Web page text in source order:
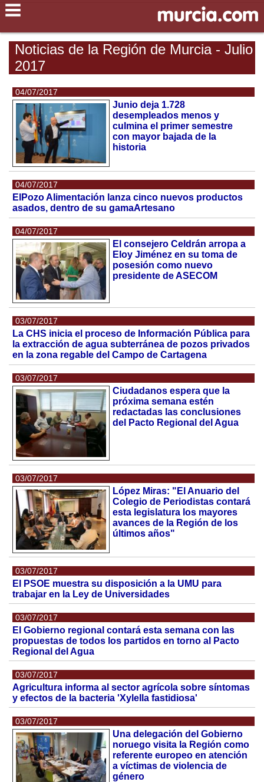
Noticias de la Región de Murcia - Julio
2017
04/07/2017
Junio deja 1.728
desempleados menos y
culmina el primer semestre
con mayor bajada de la
historia
04/07/2017
ElPozo Alimentación lanza cinco nuevos productos
asados, dentro de su gamaArtesano
04/07/2017
El consejero Celdrán arropa a
Eloy Jiménez en su toma de
posesión como nuevo
presidente de ASECOM
03/07/2017
La CHS inicia el proceso de Información Pública para
la extracción de agua subterránea de pozos privados
en la zona regable del Campo de Cartagena
03/07/2017
Ciudadanos espera que la
próxima semana estén
redactadas las conclusiones
del Pacto Regional del Agua
03/07/2017
López Miras: "El Anuario del
Colegio de Periodistas contará
esta legislatura los mayores
avances de la Región de los
últimos años"
03/07/2017
El PSOE muestra su disposición a la UMU para
trabajar en la Ley de Universidades
03/07/2017
El Gobierno regional contará esta semana con las
propuestas de todos los partidos en torno al Pacto
Regional del Agua
03/07/2017
Agricultura informa al sector agrícola sobre síntomas
y efectos de la bacteria 'Xylella fastidiosa'
03/07/2017
Una delegación del Gobierno
noruego visita la Región como
referente europeo en atención
a víctimas de violencia de
género